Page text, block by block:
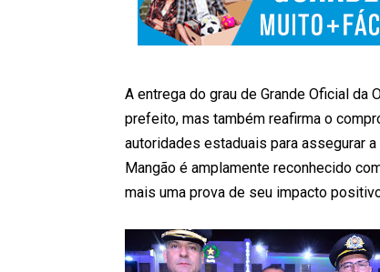
A entrega do grau de Grande Oficial
prefeito, mas também reafirma o
autoridades estaduais para assegurar
Mangão é amplamente reconhecido
mais uma prova de seu impacto